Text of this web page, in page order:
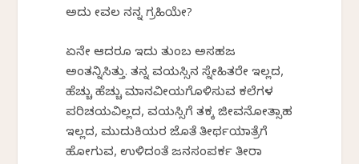
ಅದು ಕೇವಲ ನನ್ನ ಗ್ರಹಿಕೆಯೇ?
ಏನೇ ಆದರೂ ಇದು ತುಂಬ ಅಸಹಜ
ಅಂತನ್ನಿಸಿತ್ತು. ತನ್ನ ವಯಸ್ಸಿನ ಸ್ನೇಹಿತರೇ ಇಲ್ಲದ,
ಹೆಚ್ಚು ಹೆಚ್ಚು ಮಾನವೀಯಗೊಳಿಸುವ ಕಲೆಗಳ
ಪರಿಚಯವಿಲ್ಲದ, ವಯಸ್ಸಿಗೆ ತಕ್ಕ ಜೀವನೋತ್ಸಾಹ
ಇಲ್ಲದ, ಮುದುಕಿಯರ ಜೊತೆ ತೀರ್ಥಯಾತ್ರೆಗೆ
ಹೋಗುವ, ಉಳಿದಂತೆ ಜನಸಂಪರ್ಕ ತೀರಾ